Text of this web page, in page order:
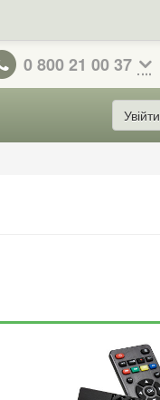
0 800 21 00 37
Увійти